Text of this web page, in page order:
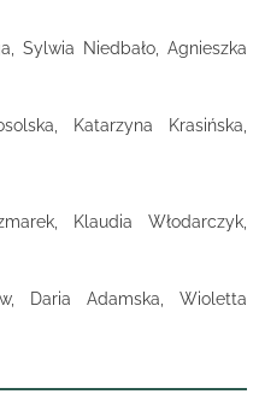
Sylwia Niedbało, Agnieszka
Katarzyna Krasińska,
Klaudia Włodarczyk,
Daria Adamska, Wioletta